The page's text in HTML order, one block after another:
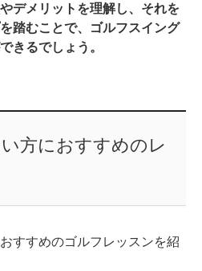
デメリットを理解し、それを
踏むことで、ゴルフスイング
きるでしょう。
方におすすめのレ
すすめのゴルフレッスンを紹